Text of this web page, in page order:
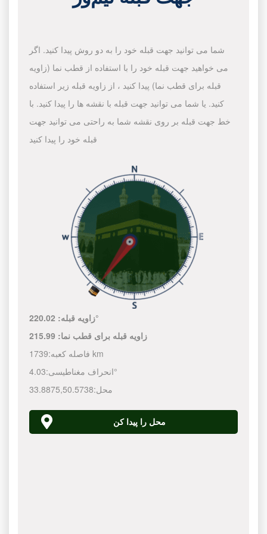
شما می توانید جهت قبله خود را به دو روش پیدا کنید. اگر
می خواهید جهت قبله خود را با استفاده از قطب نما (زاویه
قبله برای قطب نما) پیدا کنید ، از زاویه قبله زیر استفاده
کنید. یا شما می توانید جهت قبله با نقشه ها را پیدا کنید. با
خط جهت قبله بر روی نقشه شما به راحتی می توانید جهت
قبله خود را پیدا کنید
زاویه قبله:220.02°
زاویه قبله برای قطب نما: 215.99
فاصله کعبه: 1739 km
انحراف مغناطیسی:4.03°
محل:
33.8875,50.5738
محل را پیدا کن